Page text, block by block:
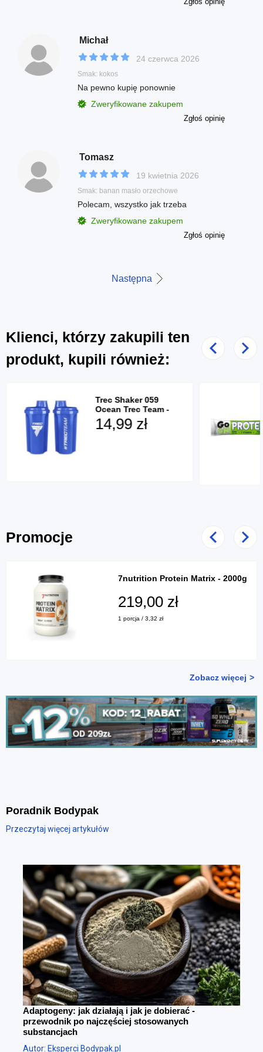
Michał
24 czerwca 2026
Smak: kokos
Na pewno kupię ponownie
Zweryfikowane zakupem
Zgłoś opinię
Tomasz
19 kwietnia 2026
Smak: banan masło orzechowe
Polecam, wszystko jak trzeba
Zweryfikowane zakupem
Zgłoś opinię
Następna
Klienci, którzy zakupili ten
produkt, kupili również:
Poprzedni
Trec Shaker 059
Ocean Trec Team -
700ml
14,99 zł
Promocje Poprzedni
7nutrition Protein Matrix - 2000g
219,00 zł
1 porcja / 3,32 zł
Zobacz więcej
Poradnik Bodypak
Przeczytaj więcej artykułów
Adaptogeny: jak działają i jak je dobierać -
przewodnik po najczęściej stosowanych
substancjach
Autor: Eksperci Bodypak.pl